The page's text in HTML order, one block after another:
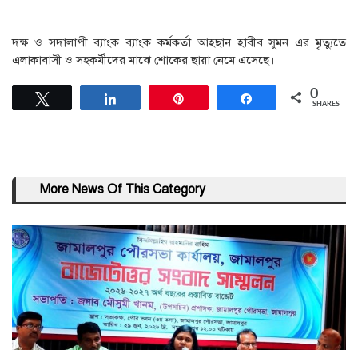
দক্ষ ও সদালাপী ব্যাংক ব্যাংক কর্মকর্তা আহছান হাবীব সুমন এর মৃত্যুতে
এলাকাবাসী ও সহকর্মীদের মাঝে শোকের ছায়া নেমে এসেছে।
Share 0
SHARES
More News Of This Category